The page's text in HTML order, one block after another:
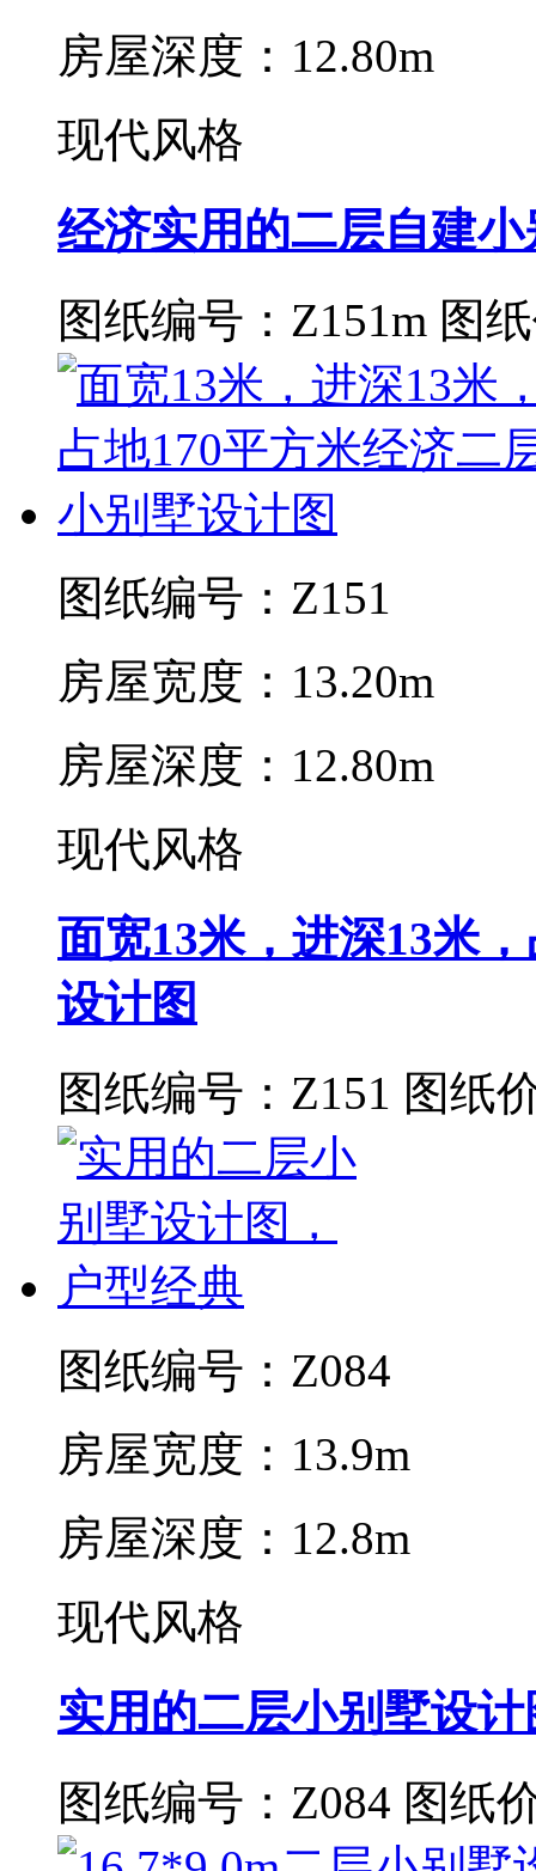
房屋深度：12.80m
现代风格
经济实用的二层自建
图纸编号：Z151m 图
图纸编号：Z151
房屋宽度：13.20m
房屋深度：12.80m
现代风格
面宽13米，进深13米
设计图
图纸编号：Z151 图纸
图纸编号：Z084
房屋宽度：13.9m
房屋深度：12.8m
现代风格
实用的二层小别墅设
图纸编号：Z084 图纸